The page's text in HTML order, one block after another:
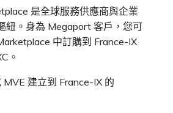
使
是全球服務供應商與企業
紐。身為 Megaport 客戶，您可
中訂購到 France-IX
。
建立到 France-IX 的